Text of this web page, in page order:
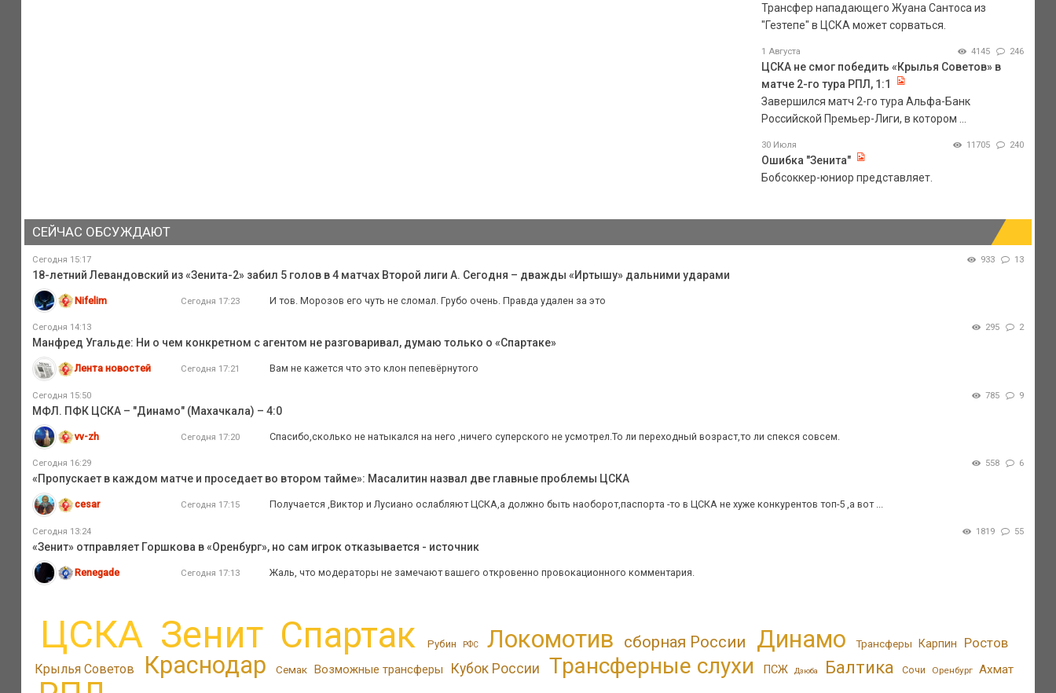
Трансфер нападающего Жуана Сантоса из
"Гезтепе" в ЦСКА может сорваться.
1 Августа 4145 246
ЦСКА не смог победить «Крылья Советов» в
матче 2-го тура РПЛ, 1:1
Завершился матч 2-го тура Альфа-Банк
Российской Премьер-Лиги, в котором ...
30 Июля 11705 240
Ошибка "Зенита"
Бобсоккер-юниор представляет.
СЕЙЧАС ОБСУЖДАЮТ
Сегодня 15:17 933 13
18-летний Левандовский из «Зенита-2» забил 5 голов в 4 матчах Второй лиги А. Сегодня – дважды «Иртышу» дальними ударами
Nifelim Сегодня 17:23 И тов. Морозов его чуть не сломал. Грубо очень. Правда удален за это
Сегодня 14:13 295 2
Манфред Угальде: Ни о чем конкретном с агентом не разговаривал, думаю только о «Спартаке»
Лента новостей Сегодня 17:21 Вам не кажется что это клон пепевёрнутого
Сегодня 15:50 785 9
МФЛ. ПФК ЦСКА – "Динамо" (Махачкала) – 4:0
vv-zh Сегодня 17:20 Спасибо,сколько не натыкался на него ,ничего суперского не усмотрел.То ли переходный возраст,то ли спекся совсем.
Сегодня 16:29 558 6
«Пропускает в каждом матче и проседает во втором тайме»: Масалитин назвал две главные проблемы ЦСКА
cesar Сегодня 17:15 Получается ,Виктор и Лусиано ослабляют ЦСКА,а должно быть наоборот,паспорта -то в ЦСКА не хуже конкурентов топ-5 ,а вот ...
Сегодня 13:24 1819 55
«Зенит» отправляет Горшкова в «Оренбург», но сам игрок отказывается - источник
Renegade Сегодня 17:13 Жаль, что модераторы не замечают вашего откровенно провокационного комментария.
ЦСКА Зенит Спартак Рубин РФС Локомотив сборная России Динамо Трансферы Карпин Ростов
Крылья Советов Краснодар Семак Возможные трансферы Кубок России Трансферные слухи ПСЖ Дзюба Балтика Сочи Оренбург Ахмат